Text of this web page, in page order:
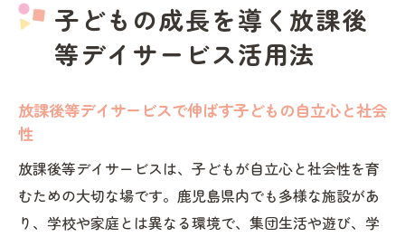
活の可能性
放課後等デイサービスで安心できる居場所
子どもの個性を尊重する放課後等デイサー
新たな挑戦を支える発達支援の実際とは
放課後等デイサービスが実現する新たな挑
戦への第一歩
子どもの成長を導く放課後
等デイサービス活用法
放課後等デイサービスで伸ばす子どもの自立心と社会
性
放課後等デイサービスは、子どもが自立心と社会性を育
むための大切な場です。鹿児島県内でも多様な施設があ
り、学校や家庭とは異なる環境で、集団生活や遊び、学